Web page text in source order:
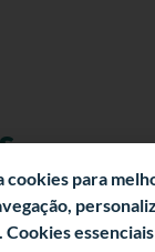
a Informação)
cookies para